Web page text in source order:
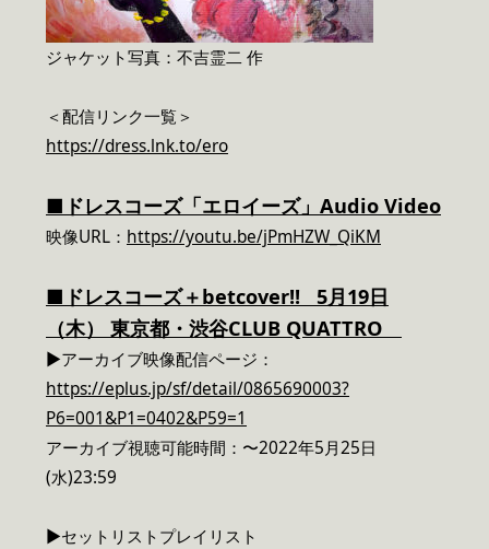
ジャケット写真：不吉霊二 作
＜配信リンク一覧＞
https://dress.lnk.to/ero
■ドレスコーズ「エロイーズ」Audio Video
映像URL： https://youtu.be/jPmHZW_QiKM
■ドレスコーズ＋betcover!! 5月19日
（木） 東京都・渋谷CLUB QUATTRO
▶︎アーカイブ映像配信ページ：
https://eplus.jp/sf/detail/0865690003?
P6=001&P1=0402&P59=1
アーカイブ視聴可能時間：〜2022年5月25日
(水)23:59
▶︎セットリストプレイリスト